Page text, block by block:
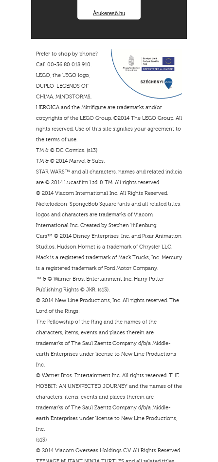
Árukereső.hu
Prefer to shop by phone?
Call 00-36 80 018 910.
LEGO, the LEGO logo,
DUPLO, LEGENDS OF
CHIMA, MINDSTORMS,
HEROICA and the Minifigure are trademarks and/or
copyrights of the LEGO Group. ©2014 The LEGO Group. All
rights reserved. Use of this site signifies your agreement to
the terms of use.
TM & © DC Comics. (s13)
TM & © 2014 Marvel & Subs.
STAR WARS™ and all characters, names and related indicia
are © 2014 Lucasfilm Ltd. & TM. All rights reserved.
© 2014 Viacom International Inc. All Rights Reserved.
Nickelodeon, SpongeBob SquarePants and all related titles,
logos and characters are trademarks of Viacom
International Inc. Created by Stephen Hillenburg.
Cars™ © 2014 Disney Enterprises, Inc. and Pixar Animation
Studios. Hudson Hornet is a trademark of Chrysler LLC.
Mack is a registered trademark of Mack Trucks, Inc. Mercury
is a registered trademark of Ford Motor Company.
™ & © Warner Bros. Entertainment Inc. Harry Potter
Publishing Rights © JKR. (s13).
© 2014 New Line Productions, Inc. All rights reserved. The
Lord of the Rings:
The Fellowship of the Ring and the names of the
characters, items, events and places therein are
trademarks of The Saul Zaentz Company d/b/a Middle-
earth Enterprises under license to New Line Productions,
Inc.
© Warner Bros. Entertainment Inc. All rights reserved. THE
HOBBIT: AN UNEXPECTED JOURNEY and the names of the
characters, items, events and places therein are
trademarks of The Saul Zaentz Company d/b/a Middle-
earth Enterprises under license to New Line Productions,
Inc.
(s13)
© 2014 Viacom Overseas Holdings C.V. All Rights Reserved.